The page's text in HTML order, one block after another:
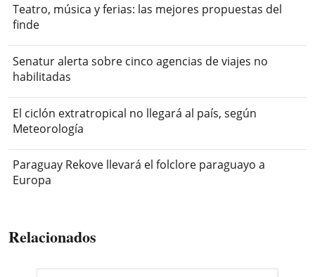
Teatro, música y ferias: las mejores propuestas del
finde
Senatur alerta sobre cinco agencias de viajes no
habilitadas
El ciclón extratropical no llegará al país, según
Meteorología
Paraguay Rekove llevará el folclore paraguayo a
Europa
Relacionados